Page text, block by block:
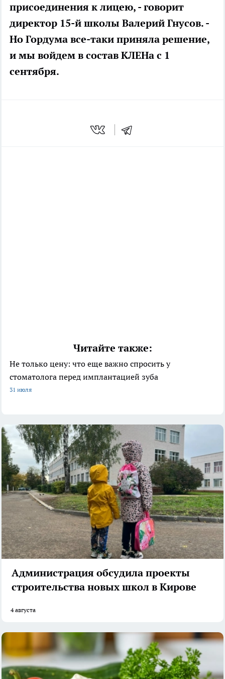
присоединения к лицею, - говорит
директор 15-й школы Валерий Гнусов. -
Но Гордума все-таки приняла решение,
и мы войдем в состав КЛЕНа с 1
сентября.
Читайте также:
Не только цену: что еще важно спросить у
стоматолога перед имплантацией зуба
31 июля
Администрация обсудила проекты
строительства новых школ в Кирове
4 августа